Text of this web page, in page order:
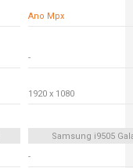
Ano Mpx
-
1920 x 1080
Samsung i9505
-